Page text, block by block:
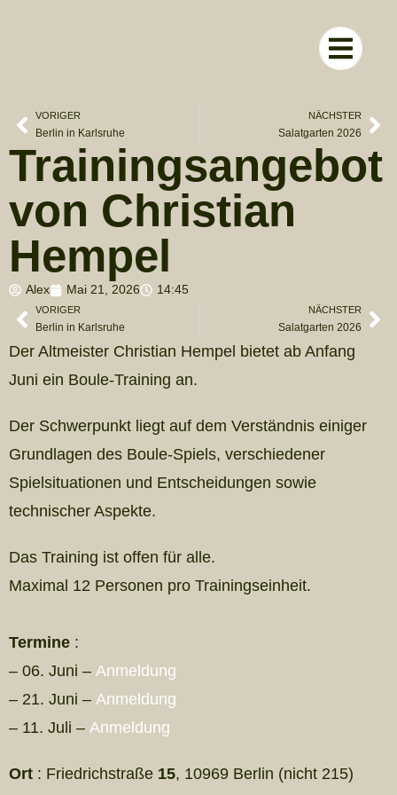
VORIGER
Berlin in Karlsruhe
NÄCHSTER
Salatgarten 2026
Trainingsangebot
von Christian
Hempel
Alex Mai 21, 2026 14:45
VORIGER
Berlin in Karlsruhe
NÄCHSTER
Salatgarten 2026
Der Altmeister Christian Hempel bietet ab Anfang
Juni ein Boule-Training an.
Der Schwerpunkt liegt auf dem Verständnis einiger
Grundlagen des Boule-Spiels, verschiedener
Spielsituationen und Entscheidungen sowie
technischer Aspekte.
Das Training ist offen für alle.
Maximal 12 Personen pro Trainingseinheit.
Termine :
– 06. Juni – Anmeldung
– 21. Juni – Anmeldung
– 11. Juli – Anmeldung
Ort : Friedrichstraße 15, 10969 Berlin (nicht 215)